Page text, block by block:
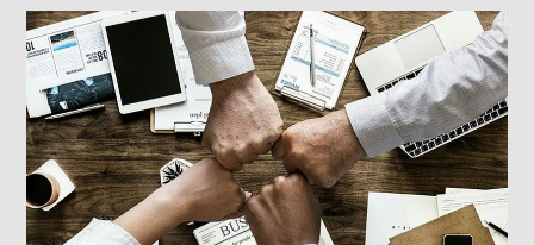
Преимущества
Партнерам
Благотворительность